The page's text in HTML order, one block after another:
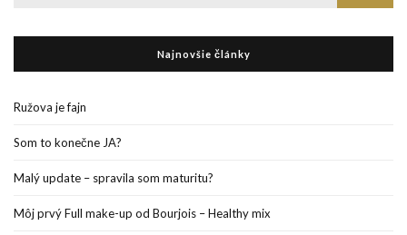
Najnovšie články
Ružova je fajn
Som to konečne JA?
Malý update – spravila som maturitu?
Môj prvý Full make-up od Bourjois – Healthy mix